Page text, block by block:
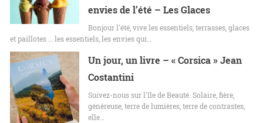
envies de l’été – Les Glaces
Bonjour l'été, vive les essentiels, terrasses, glaces
et paillotes … les essentiels, les envies qui…
Un jour, un livre – « Corsica » Jean
Costantini
Suivez-nous sur l'Ile de Beauté. Solaire, fière,
généreuse, terre de lumières, terre de contrastes,
elle…